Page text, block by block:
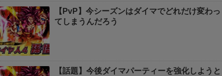
【PvP】今シーズンはダイマでどれだけ変わっ
てしまうんだろう
【話題】今後ダイマパーティーを強化しようと